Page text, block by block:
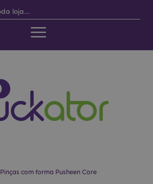
Pinças com forma Pusheen Core